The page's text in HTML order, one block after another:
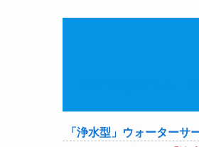
「浄水型」ウォーターサ